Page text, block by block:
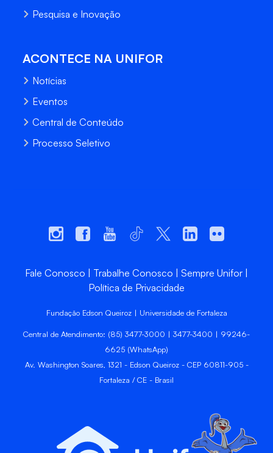
Pesquisa e Inovação
ACONTECE NA UNIFOR
Notícias
Eventos
Central de Conteúdo
Processo Seletivo
Fale Conosco Trabalhe Conosco
Sempre Unifor
Política de Privacidade
Fundação Edson Queiroz | Universidade de Fortaleza
Central de Atendimento: (85) 3477-3000 | 3477-3400 | 99246-
6625 (WhatsApp)
Av. Washington Soares, 1321 - Edson Queiroz - CEP 60811-905 -
Fortaleza / CE - Brasil